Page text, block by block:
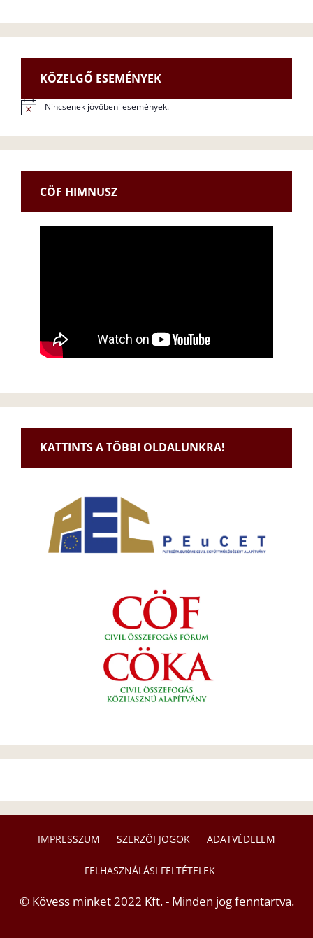
KÖZELGŐ ESEMÉNYEK
N
t
Nincsenek jövőbeni események.
CÖF HIMNUSZ
KATTINTS A TÖBBI OLDALUNKRA!
IMPRESSZUM SZERZŐI JOGOK ADATVÉDELEM
FELHASZNÁLÁSI FELTÉTELEK
© Kövess minket 2022 Kft. - Minden jog fenntartva.